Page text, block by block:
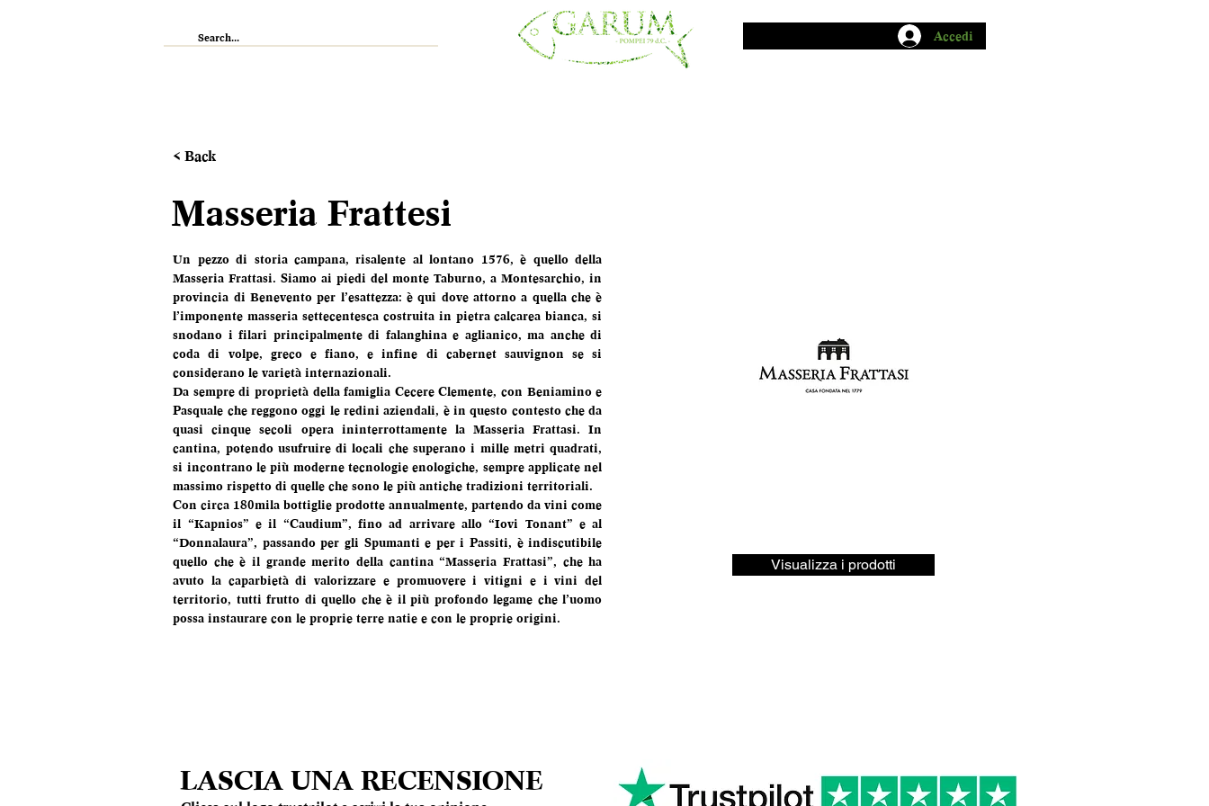
Accedi
< Back
Masseria Frattesi
Un pezzo di storia campana, risalente al lontano 1576, è quello della
Masseria Frattasi. Siamo ai piedi del monte Taburno, a Montesarchio, in
provincia di Benevento per l’esattezza: è qui dove attorno a quella che è
l’imponente masseria settecentesca costruita in pietra calcarea bianca, si
snodano i filari principalmente di falanghina e aglianico, ma anche di
coda di volpe, greco e fiano, e infine di cabernet sauvignon se si
considerano le varietà internazionali.
Da sempre di proprietà della famiglia Cecere Clemente, con Beniamino e
Pasquale che reggono oggi le redini aziendali, è in questo contesto che da
quasi cinque secoli opera ininterrottamente la Masseria Frattasi. In
cantina, potendo usufruire di locali che superano i mille metri quadrati,
si incontrano le più moderne tecnologie enologiche, sempre applicate nel
massimo rispetto di quelle che sono le più antiche tradizioni territoriali.
Con circa 180mila bottiglie prodotte annualmente, partendo da vini come
il “Kapnios” e il “Caudium”, fino ad arrivare allo “Iovi Tonant” e al
“Donnalaura”, passando per gli Spumanti e per i Passiti, è indiscutibile
quello che è il grande merito della cantina “Masseria Frattasi”, che ha
avuto la caparbietà di valorizzare e promuovere i vitigni e i vini del
territorio, tutti frutto di quello che è il più profondo legame che l’uomo
possa instaurare con le proprie terre natie e con le proprie origini.
Visualizza i prodotti
LASCIA UNA RECENSIONE